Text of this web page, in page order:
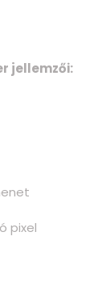
jellemzői:
pixel